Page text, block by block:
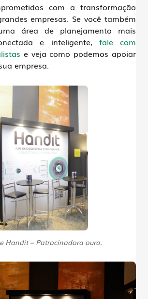
com a transformação
empresas. Se você também
área de planejamento mais
e inteligente, fale com
e veja como podemos apoiar
empresa.
Handit – Patrocinadora ouro.